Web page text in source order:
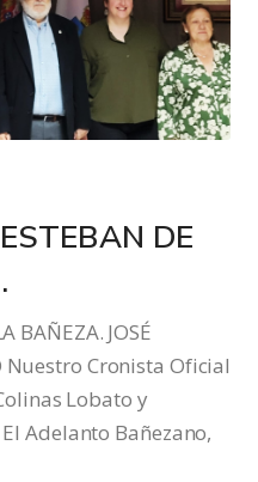
DE
BAÑEZA. JOSÉ
Nuestro Cronista Oficial
Lobato y
Adelanto Bañezano,